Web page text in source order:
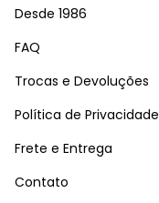
Desde 1986
FAQ
Trocas e Devoluções
Política de Privacidade
Frete e Entrega
Contato